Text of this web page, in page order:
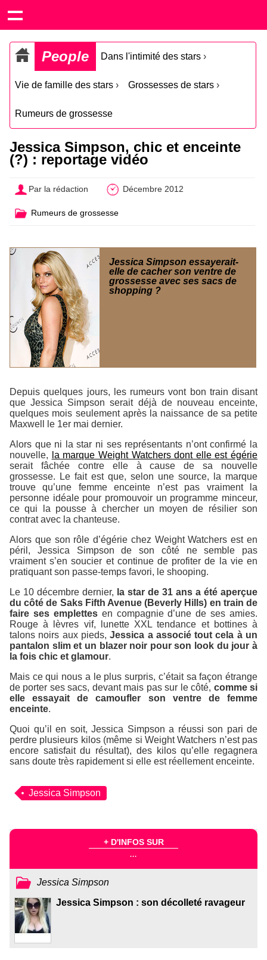
People Dans l'intimité des stars ›
Vie de famille des stars › Grossesses de stars ›
Rumeurs de grossesse
Jessica Simpson, chic et enceinte
(?) : reportage vidéo
Par la rédaction Décembre 2012
Rumeurs de grossesse
Jessica Simpson essayerait-
elle de cacher son ventre de
grossesse avec ses sacs de
shopping ?
Depuis quelques jours, les rumeurs vont bon train disant
que Jessica Simpson serait déjà de nouveau enceinte,
quelques mois seulement après la naissance de sa petite
Maxwell le 1er mai dernier.
Alors que ni la star ni ses représentants n’ont confirmé la
nouvelle,
la marque Weight Watchers dont elle est égérie
serait fâchée contre elle à cause de sa nouvelle
grossesse. Le fait est que, selon une source, la marque
trouve qu’une femme enceinte n’est pas vraiment la
personne idéale pour promouvoir un programme minceur,
ce qui la pousse à chercher un moyen de résilier son
contrat avec la chanteuse.
Alors que son rôle d’égérie chez Weight Watchers est en
péril, Jessica Simpson de son côté ne semble pas
vraiment s’en soucier et continue de profiter de la vie en
pratiquant son passe-temps favori, le shooping.
Le 10 décembre dernier, la star de 31 ans a été aperçue
du côté de Saks Fifth Avenue (Beverly Hills) en train de
faire ses emplettesen compagnie d’une de ses amies.
Rouge à lèvres vif, lunette XXL tendance et bottines à
talons noirs aux pieds,Jessica a associé tout cela à un
pantalon slim et un blazer noir pour son look du jour à
la fois chic et glamour.
Mais ce qui nous a le plus surpris, c’était sa façon étrange
de porter ses sacs, devant mais pas sur le côté, comme si
elle essayait de camoufler son ventre de femme
enceinte.
Quoi qu’il en soit, Jessica Simpson a réussi son pari de
perdre plusieurs kilos (même si Weight Watchers n’est pas
encore satisfait du résultat), des kilos qu’elle regagnera
sans doute très rapidement si elle est réellement enceinte.
Jessica Simpson
+ D'INFOS SUR
...
Jessica Simpson
Jessica Simpson : son décolleté ravageur